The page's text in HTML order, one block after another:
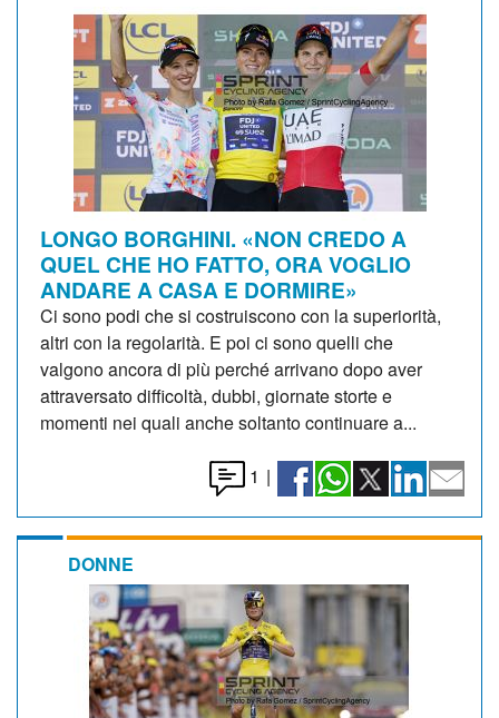
LONGO BORGHINI. «NON CREDO A
QUEL CHE HO FATTO, ORA VOGLIO
ANDARE A CASA E DORMIRE»
Ci sono podi che si costruiscono con la superiorità,
altri con la regolarità. E poi ci sono quelli che
valgono ancora di più perché arrivano dopo aver
attraversato difficoltà, dubbi, giornate storte e
momenti nei quali anche soltanto continuare a...
1 |
DONNE